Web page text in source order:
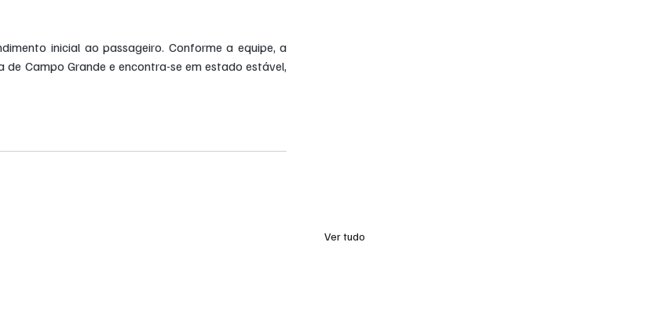
inicial ao passageiro. Conforme a equipe, a
Campo Grande e encontra-se em estado estável,
Ver tudo